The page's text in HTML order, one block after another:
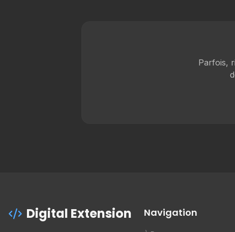
Parfois,
Digital Extension Navigation